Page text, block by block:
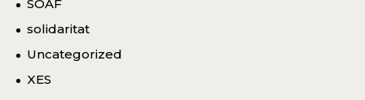
SOAF
solidaritat
Uncategorized
XES